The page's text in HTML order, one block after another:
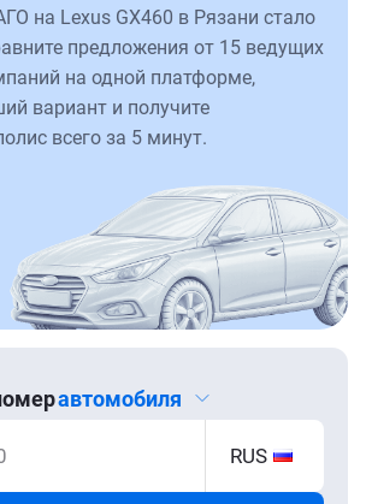
на Lexus GX460 в Рязани стало
предложения от 15 ведущих
на одной платформе,
вариант и получите
всего за 5 минут.
автомобиля
RUS